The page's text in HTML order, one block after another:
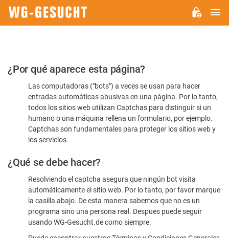
Por
favor,
confirme
humano
¿Por qué aparece esta página?
Las computadoras ("bots") a veces se usan para hacer
entradas automáticas abusivas en una página. Por lo tanto,
todos los sitios web utilizan Captchas para distinguir si un
humano o una máquina rellena un formulario, por ejemplo.
Captchas son fundamentales para proteger los sitios web y
los servicios.
¿Qué se debe hacer?
Resolviendo el captcha asegura que ningún bot visita
automáticamente el sitio web. Por lo tanto, por favor marque
la casilla abajo. De esta manera sabemos que no es un
programa sino una persona real. Despues puede seguir
usando WG-Gesucht.de como siempre.